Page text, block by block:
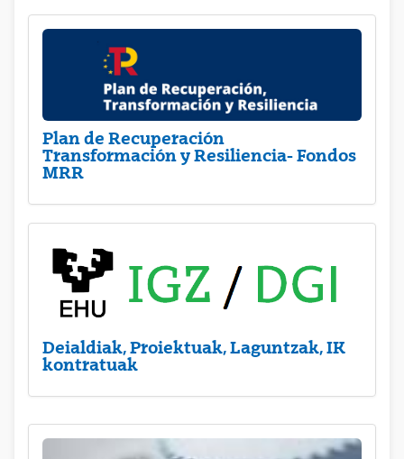
Plan de Recuperación
Transformación y Resiliencia- Fondos
MRR
Deialdiak, Proiektuak, Laguntzak, IK
kontratuak